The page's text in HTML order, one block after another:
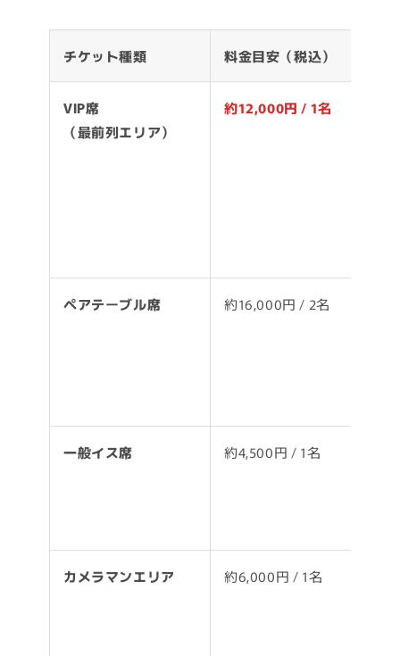
チケット種類 料金目安（税込）
VIP席
（最前列エリア）
約12,000円 / 1名
ペアテーブル席 約16,000円 / 2名
一般イス席 約4,500円 / 1名
カメラマンエリア
約6,000円 / 1名